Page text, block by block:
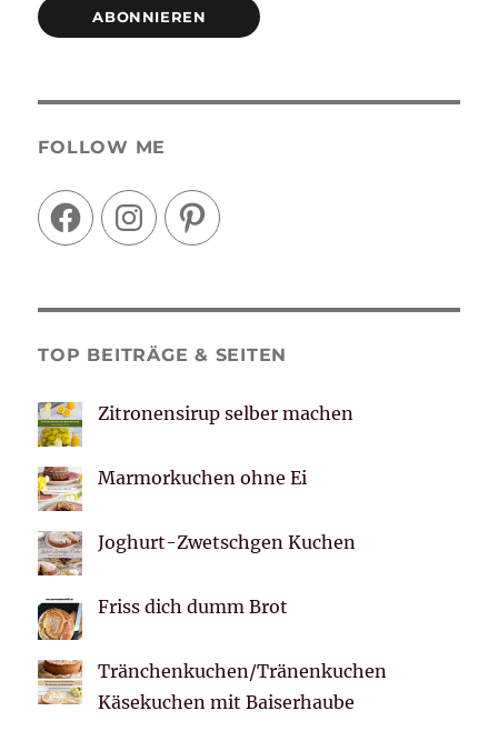
ABONNIEREN
FOLLOW ME
FacebookInstagramPinterest
TOP BEITRÄGE & SEITEN
Zitronensirup selber machen
Marmorkuchen ohne Ei
Joghurt-Zwetschgen Kuchen
Friss dich dumm Brot
Tränchenkuchen/Tränenkuchen
Käsekuchen mit Baiserhaube